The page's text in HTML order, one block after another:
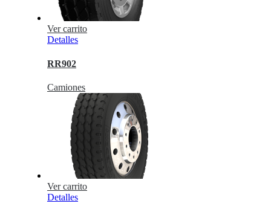
Ver carrito
Detalles
RR902
Camiones
Ver carrito
Detalles